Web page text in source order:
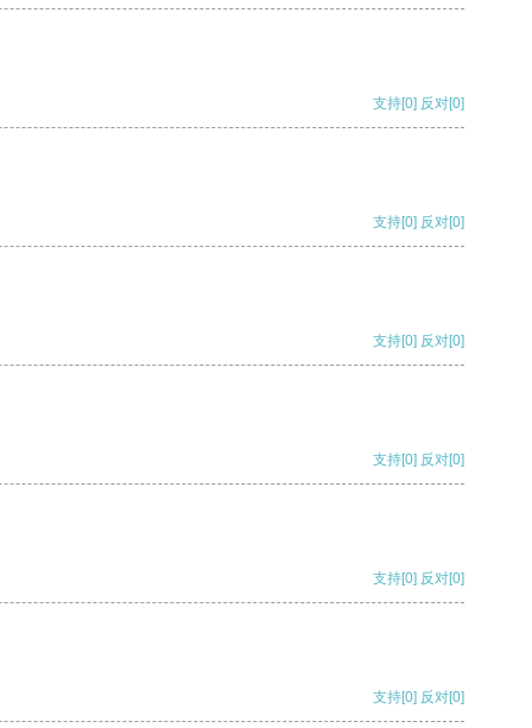
支持[0] 反对[0]
支持[0] 反对[0]
支持[0] 反对[0]
支持[0] 反对[0]
支持[0] 反对[0]
支持[0] 反对[0]